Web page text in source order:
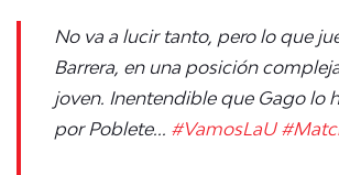
No va a lucir tanto, pero lo que
Barrera, en una posición
joven. Inentendible que Gago lo
por Poblete... #VamosLaU